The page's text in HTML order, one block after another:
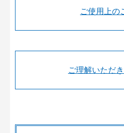
ご使用上の
ご理解いただ